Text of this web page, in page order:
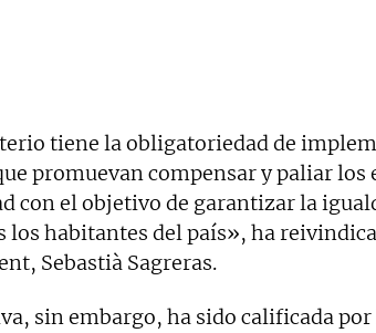
tiene la obligatoriedad de
promuevan compensar y paliar los
con el objetivo de garantizar la
los habitantes del país», ha
Sebastià Sagreras.
sin embargo, ha sido calificada